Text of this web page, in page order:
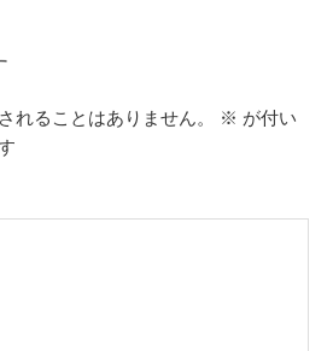
れることはありません。 ※ が付い